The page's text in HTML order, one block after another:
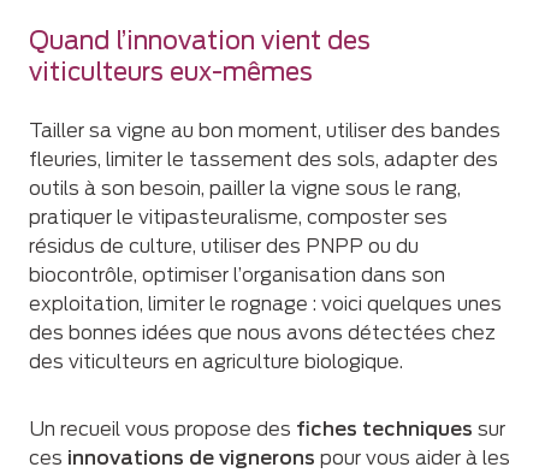
Quand l’innovation vient des
viticulteurs eux-mêmes
Tailler sa vigne au bon moment, utiliser des bandes
fleuries, limiter le tassement des sols, adapter des
outils à son besoin, pailler la vigne sous le rang,
pratiquer le vitipasteuralisme, composter ses
résidus de culture, utiliser des PNPP ou du
biocontrôle, optimiser l’organisation dans son
exploitation, limiter le rognage : voici quelques unes
des bonnes idées que nous avons détectées chez
des viticulteurs en agriculture biologique.
Un recueil vous propose des fiches techniques sur
ces innovations de vignerons pour vous aider à les